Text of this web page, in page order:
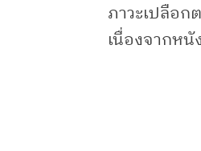
ภาวะเปลือ
เนื่องจากห